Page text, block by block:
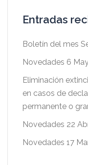
Entradas
Boletín del mes
Novedades 6
Eliminación
en casos de
permanente o
Novedades 22
Novedades 17